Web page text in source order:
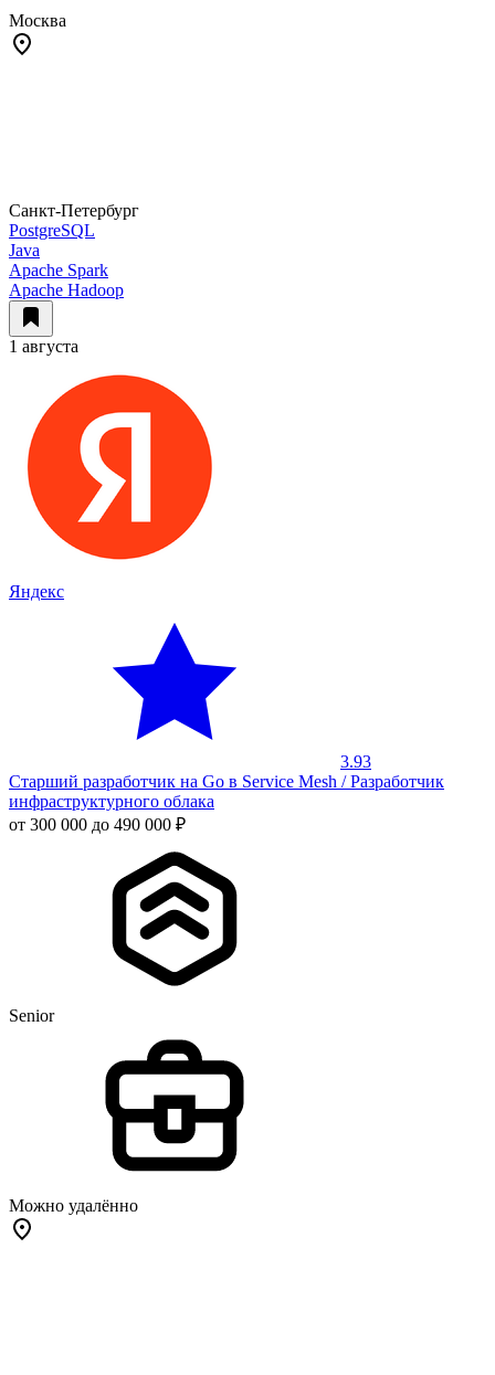
Москва
Санкт-Петербург
PostgreSQL
Java
Apache Spark
Apache Hadoop
1 августа
Яндекс
3.93
Старший разработчик на Go в Service Mesh / Разработчик
инфраструктурного облака
от 300 000 до 490 000 ₽
Senior
Можно удалённо